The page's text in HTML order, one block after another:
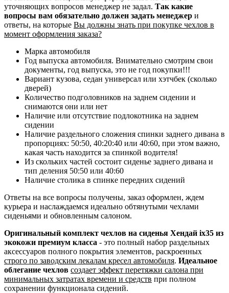
уточняющих вопросов менеджер не задал. Так какие
вопросы вам обязательно должен задать менеджер и
ответы, на которые Вы должны знать при покупке чехлов в
момент оформления заказа?
Марка автомобиля
Год выпуска автомобиля. Внимательно смотрим свои
документы, год выпуска, это не год покупки!!!
Вариант кузова, седан универсал или хэтчбек (сколько
дверей)
Количество подголовников на заднем сидении и
снимаются они или нет
Наличие или отсутствие подлокотника на заднем
сидении
Наличие раздельного сложения спинки заднего дивана в
пропорциях: 50:50, 40:20:40 или 40:60, при этом важно,
какая часть находится за спинкой водителя!
Из скольких частей состоит сиденье заднего дивана и
тип деления 50:50 или 40:60
Наличие столика в спинке передних сидений
Ответы на все вопросы получены, заказ оформлен, ждем
курьера и наслаждаемся идеально обтянутыми чехлами
сиденьями и обновленным салоном.
Оригинальный комплект чехлов на сиденья Хендай ix35 из
экокожи премиум класса - это полный набор раздельных
аксессуаров полного покрытия элементов, раскроенных
строго по заводским лекалам кресел автомобиля. Идеальное
облегание чехлов создает эффект перетяжки салона при
минимальных затратах времени и средств при полном
сохранении функционала сидений.